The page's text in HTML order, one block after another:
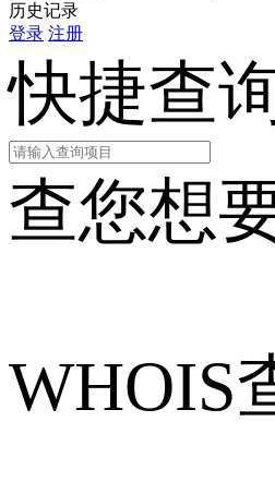
历史记录
登录 注册
快捷查
查您想
WHOIS